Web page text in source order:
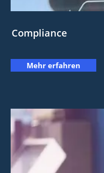
Compliance
Mehr erfahren